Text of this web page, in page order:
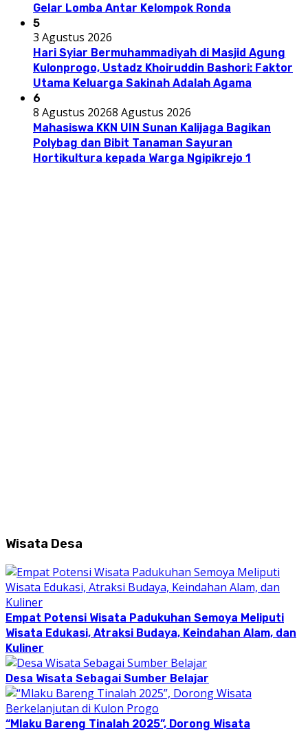
Gelar Lomba Antar Kelompok Ronda
5
3 Agustus 2026
Hari Syiar Bermuhammadiyah di Masjid Agung
Kulonprogo, Ustadz Khoiruddin Bashori: Faktor
Utama Keluarga Sakinah Adalah Agama
6
8 Agustus 20268 Agustus 2026
Mahasiswa KKN UIN Sunan Kalijaga Bagikan
Polybag dan Bibit Tanaman Sayuran
Hortikultura kepada Warga Ngipikrejo 1
Wisata Desa
Empat Potensi Wisata Padukuhan Semoya Meliputi
Wisata Edukasi, Atraksi Budaya, Keindahan Alam, dan
Kuliner
Desa Wisata Sebagai Sumber Belajar
“Mlaku Bareng Tinalah 2025”, Dorong Wisata